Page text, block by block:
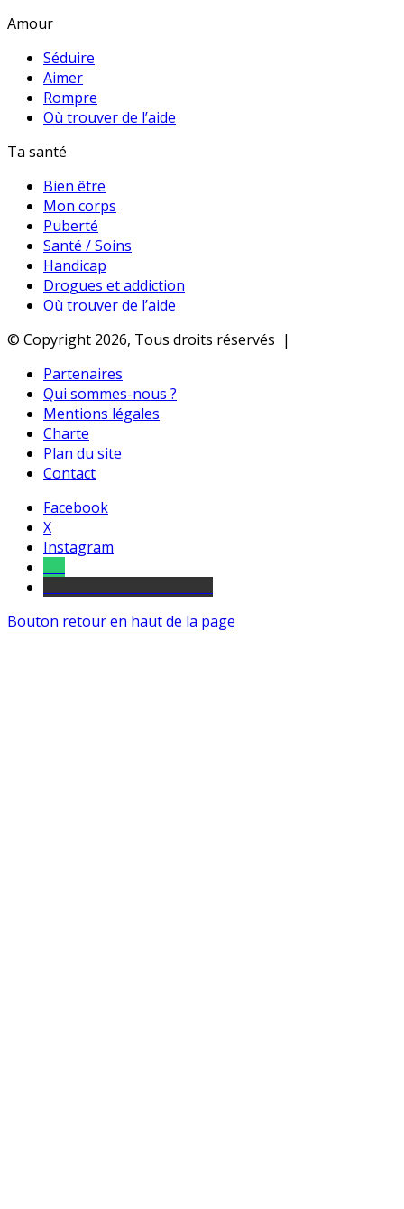
Amour
Séduire
Aimer
Rompre
Où trouver de l’aide
Ta santé
Bien être
Mon corps
Puberté
Santé / Soins
Handicap
Drogues et addiction
Où trouver de l’aide
© Copyright 2026, Tous droits réservés |
Partenaires
Qui sommes-nous ?
Mentions légales
Charte
Plan du site
Contact
Facebook
X
Instagram
Bouton retour en haut de la page